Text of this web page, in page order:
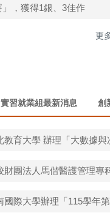
，獲得1銀、3佳作
更
實習就業組最新消息 創
教育大學 辦理「大數據
財團法人馬偕醫護管理專
國際大學辦理「115學年